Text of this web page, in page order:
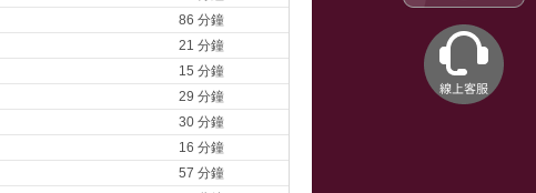
86 分鐘
21 分鐘
15 分鐘
29 分鐘
30 分鐘
16 分鐘
57 分鐘